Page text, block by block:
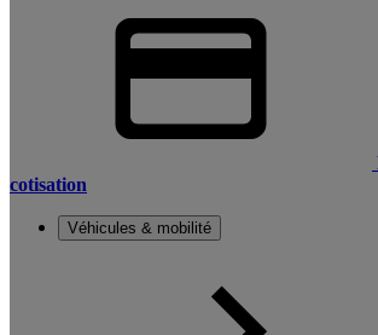
cotisation
Véhicules & mobilité